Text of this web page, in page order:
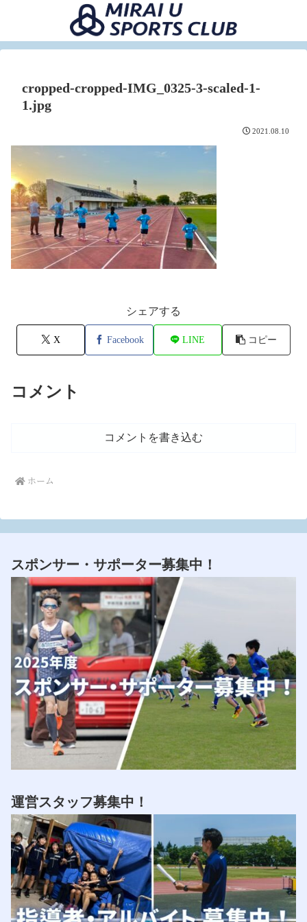
cropped-cropped-IMG_0325-3-scaled-1-
1.jpg
2021.08.10
シェアする
X Facebook LINE コピー
コメント
コメントを書き込む
ホーム
スポンサー・サポーター募集中！
運営スタッフ募集中！